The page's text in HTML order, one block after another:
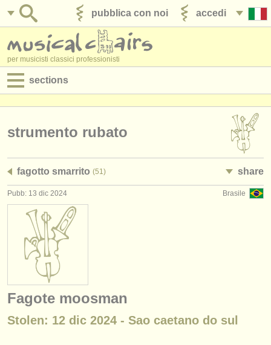
accedi
pubblica con noi
per musicisti classici professionisti
sections
jobs - amministrazione
degree courses
corsi
concorsi/
strumenti in vendita
strumenti rubati
strumento rubato
fagotto smarrito (51) share
Brasile
Pubb: 13 dic 2024
Fagote moosman
Stolen: 12 dic 2024 - Sao caetano do sul